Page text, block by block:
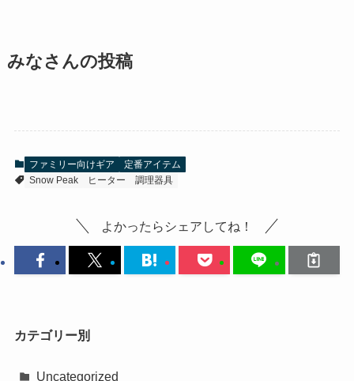
みなさんの投稿
ファミリー向けギア
定番アイテム
Snow Peak
ヒーター 調理器具
よかったらシェアしてね！
カテゴリー別
Uncategorized